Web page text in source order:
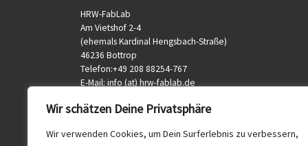
Wir schätzen Deine Privatsphäre
Wir verwenden Cookies, um Dein Surferlebnis zu verbessern,
HRW-FabLab
Am Vietshof 2-4
(ehemals Kardinal Hengsbach-Straße)
46236 Bottrop
Telefon:+49 208 88254-767
E-Mail: info (at) hrw-fablab.de